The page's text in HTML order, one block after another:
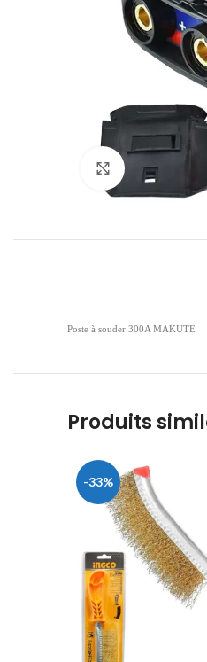
Click to enlarge
Poste à souder 300A MAKUTE
Produits
-33%